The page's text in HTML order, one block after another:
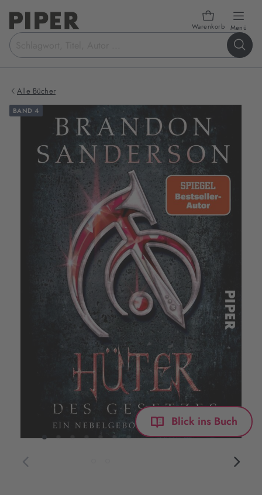
Warenkorb Menü
Suchbegriff
eingeben
Alle Bücher
BAND 4
Blick ins Buch
Produktbilder
zum
Buch